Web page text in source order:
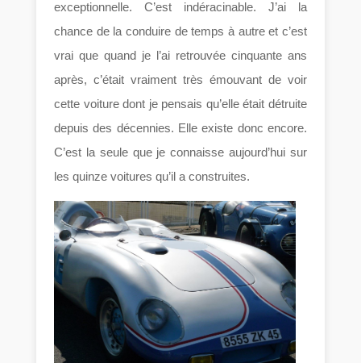
exceptionnelle. C’est indéracinable. J’ai la
chance de la conduire de temps à autre et c’est
vrai que quand je l’ai retrouvée cinquante ans
après, c’était vraiment très émouvant de voir
cette voiture dont je pensais qu’elle était détruite
depuis des décennies. Elle existe donc encore.
C’est la seule que je connaisse aujourd’hui sur
les quinze voitures qu’il a construites.